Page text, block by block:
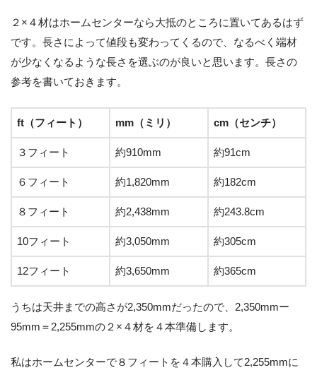
２×４材はホームセンターなら大抵のところに置いてあるはず
です。長さによって値段も変わってくるので、なるべく端材
が少なくなるような長さを選ぶのが良いと思います。長さの
参考を書いておきます。
ft（フィート） mm（ミリ） cm（センチ）
３フィート 約910mm 約91cm
６フィート 約1,820mm 約182cm
８フィート 約2,438mm 約243.8cm
10フィート 約3,050mm 約305cm
12フィート 約3,650mm 約365cm
うちは天井までの高さが2,350mmだったので、2,350mmー
95mm＝2,255mmの２×４材を４本準備します。
私はホームセンターで８フィートを４本購入して2,255mmに